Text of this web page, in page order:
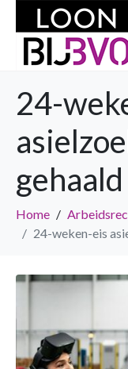
24-
gehaald
Home
24-weken-eis